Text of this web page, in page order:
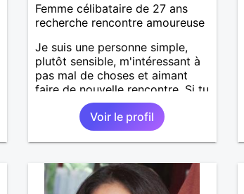
Femme célibataire de 27 ans
recherche rencontre amoureuse
Je suis une personne simple,
plutôt sensible, m'intéressant à
pas mal de choses et aimant
faire de nouvelle rencontre. Si tu
cherches juste quelqu'un avec
ses défauts et ses qualités alors
pourquoi ne pas faire
connaissance?
Voir le profil